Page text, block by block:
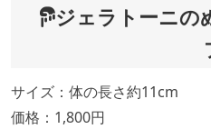
ジェラトーニの
サイズ：体の長さ約11cm
価格：1,800円